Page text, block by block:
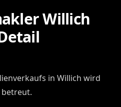
Willich
in Willich wird
betreut.